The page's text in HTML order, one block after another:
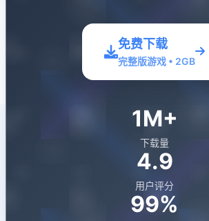
免费下载
完整版游戏 • 2GB
1M+
下载量
4.9
用户评分
99%